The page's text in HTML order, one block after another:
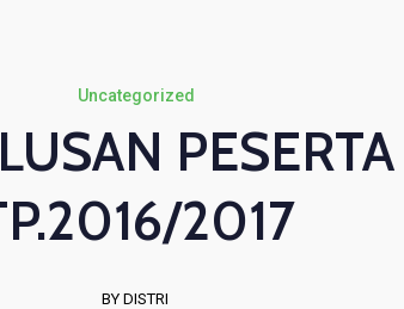
Uncategorized
2017
BY DISTRI